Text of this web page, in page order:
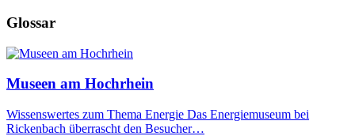
Glossar
Museen am Hochrhein
Wissenswertes zum Thema Energie Das Energiemuseum bei
Rickenbach überrascht den Besucher…